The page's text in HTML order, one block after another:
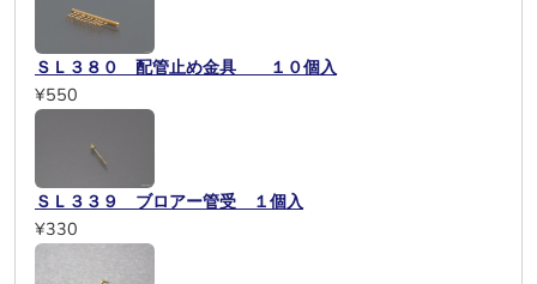
ＳＬ３８０ 配管止め金具 １０個入
¥550
ＳＬ３３９ ブロアー管受 １個入
¥330